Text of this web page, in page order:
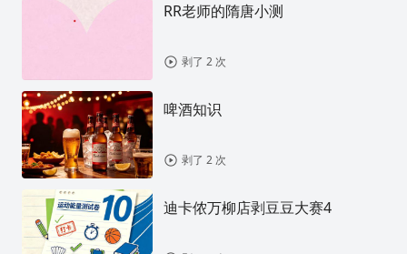
RR老师的隋唐小测
剥了 2 次
啤酒知识
剥了 2 次
迪卡侬万柳店剥豆豆大赛4